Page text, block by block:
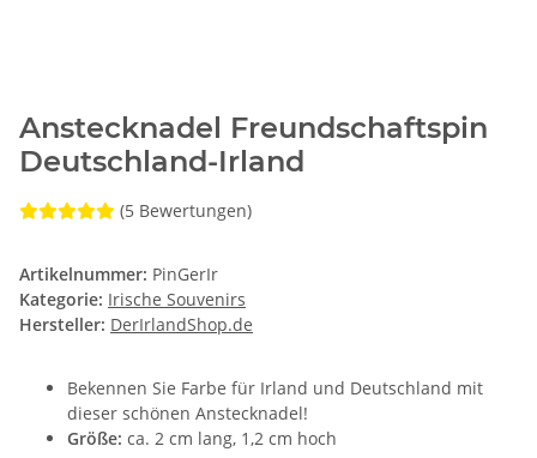
Anstecknadel Freundschaftspin
Deutschland-Irland
(5 Bewertungen)
Artikelnummer: PinGerIr
Kategorie: Irische Souvenirs
Hersteller: DerIrlandShop.de
Bekennen Sie Farbe für Irland und Deutschland mit
dieser schönen Anstecknadel!
Größe: ca. 2 cm lang, 1,2 cm hoch